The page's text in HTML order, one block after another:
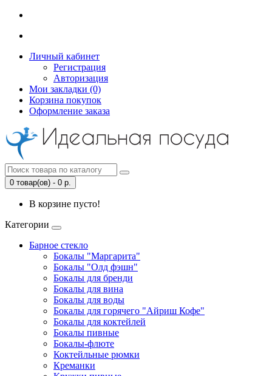
Личный кабинет
Регистрация
Авторизация
Мои закладки (0)
Корзина покупок
Оформление заказа
0 товар(ов) - 0 р.
В корзине пусто!
Категории
Барное стекло
Бокалы "Маргарита"
Бокалы "Олд фэшн"
Бокалы для бренди
Бокалы для вина
Бокалы для воды
Бокалы для горячего "Айриш Кофе"
Бокалы для коктейлей
Бокалы пивные
Бокалы-флюте
Коктейльные рюмки
Креманки